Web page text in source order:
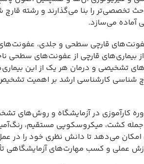
را بنا می‌گذارند و رشته قارچ
آماده می‌سازد.
قارچی سطحی و جلدی،
قارچی از عفونت‌های سطحی
تشخیصی و درمان هر یک از این
کارشناسی ارشد بر اهمیت
کارآموزی در آزمایشگاه و روش‌های
کشت، میکروسکوپی مستقیم،
می‌دهد تا دانش نظری خود را در عمل
عملی و کسب مهارت‌های آزمایشگاهی